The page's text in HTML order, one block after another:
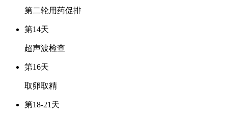
第二轮用药促排
第14天
超声波检查
第16天
取卵取精
第18-21天